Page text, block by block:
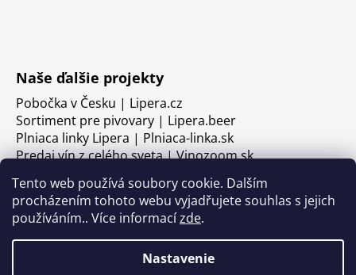
Tento web používá soubory cookie. Dalším
procházením tohoto webu vyjadřujete souhlas s jejich
používáním.. Více informacízde.
Nastavenie
Naše ďalšie projekty
Pobočka v Česku | Lipera.cz
Sortiment pre pivovary | Lipera.beer
Plniaca linky Lipera | Plniaca-linka.sk
Predaj vín z celého sveta | Vinozoom.sk